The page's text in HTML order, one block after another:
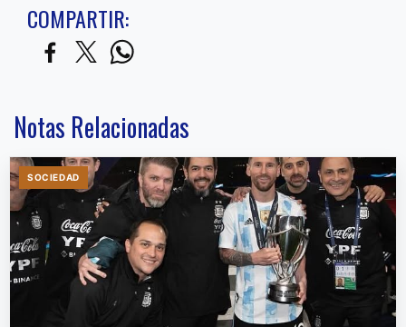
COMPARTIR:
Notas Relacionadas
SOCIEDAD